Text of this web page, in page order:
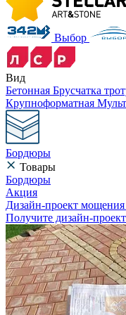
Выбор
Вид
Бетонная Брусчатка
Крупноформатная
Бордюры
Товары
Бордюры
Акция
Дизайн-проект
Получите дизайн-